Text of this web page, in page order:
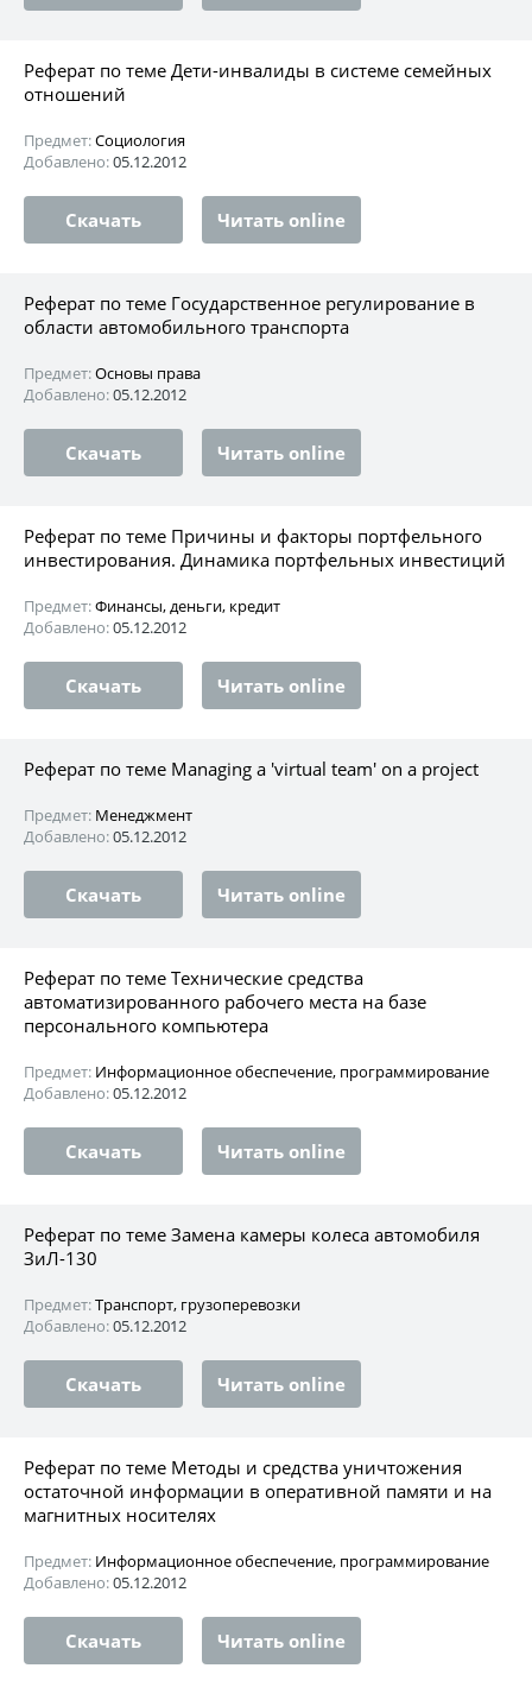
Реферат по теме Дети-инвалиды в системе семейных
отношений
Предмет:Социология
Добавлено:05.12.2012
Скачать Читать online
Реферат по теме Государственное регулирование в
области автомобильного транспорта
Предмет:Основы права
Добавлено:05.12.2012
Скачать Читать online
Реферат по теме Причины и факторы портфельного
инвестирования. Динамика портфельных инвестиций
Предмет:Финансы, деньги, кредит
Добавлено:05.12.2012
Скачать Читать online
Реферат по теме Managing a 'virtual team' on a project
Предмет: Менеджмент
Добавлено:05.12.2012
Скачать Читать online
Реферат по теме Технические средства
автоматизированного рабочего места на базе
персонального компьютера
Предмет: Информационное обеспечение, программирование
Добавлено:05.12.2012
Скачать Читать online
Реферат по теме Замена камеры колеса автомобиля
ЗиЛ-130
Предмет:Транспорт, грузоперевозки
Добавлено:05.12.2012
Скачать Читать online
Реферат по теме Методы и средства уничтожения
остаточной информации в оперативной памяти и на
магнитных носителях
Предмет: Информационное обеспечение, программирование
Добавлено:05.12.2012
Скачать Читать online